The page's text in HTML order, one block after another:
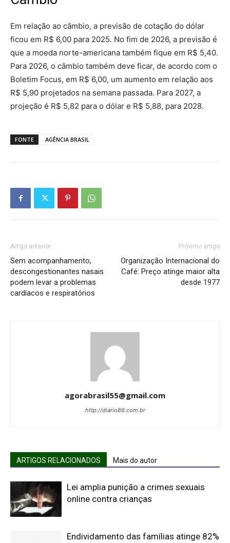
Em relação ao câmbio, a previsão de cotação do dólar
ficou em R$ 6,00 para 2025. No fim de 2026, a previsão é
que a moeda norte-americana também fique em R$ 5,40.
Para 2026, o câmbio também deve ficar, de acordo com o
Boletim Focus, em R$ 6,00, um aumento em relação aos
R$ 5,90 projetados na semana passada. Para 2027, a
projeção é R$ 5,82 para o dólar e R$ 5,88, para 2028.
FONTE AGÊNCIA BRASIL
Artigo anterior
Sem acompanhamento,
descongestionantes nasais
podem levar a problemas
cardíacos e respiratórios
Próximo artigo
Organização Internacional do
Café: Preço atinge maior alta
desde 1977
agorabrasil55@gmail.com
http://diario86.com.br
ARTIGOS RELACIONADOS Mais do autor
Lei amplia punição a crimes sexuais
online contra crianças
Endividamento das famílias atinge 82%